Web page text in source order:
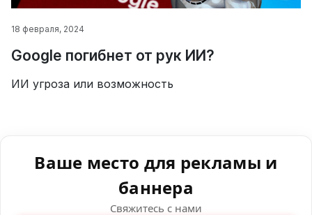
18 февраля, 2024
Google погибнет от рук ИИ?
ИИ угроза или возможность
Ваше место для рекламы и
баннера
Свяжитесь с нами